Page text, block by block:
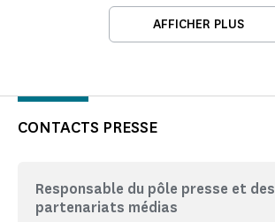
AFFICHER PLUS
CONTACTS PRESSE
Responsable du pôle presse et des
partenariats médias